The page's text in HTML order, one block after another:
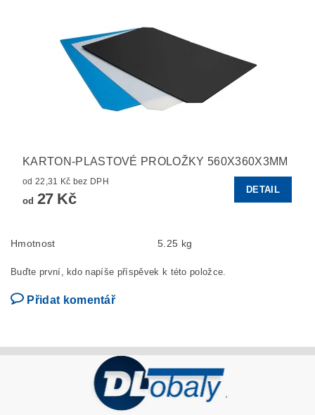
KARTON-PLASTOVÉ PROLOŽKY 560X360X3MM
od 22,31 Kč bez DPH
od 27 Kč
DETAIL
Hmotnost 5.25 kg
Buďte první, kdo napíše příspěvek k této položce.
Přidat komentář